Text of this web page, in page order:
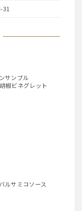
サンブル
椒ビネグレット
サミコソース
31